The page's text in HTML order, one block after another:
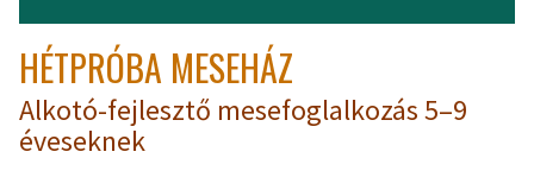
HÉTPRÓBA MESEHÁZ
Alkotó-fejlesztő mesefoglalkozás 5–9
éveseknek